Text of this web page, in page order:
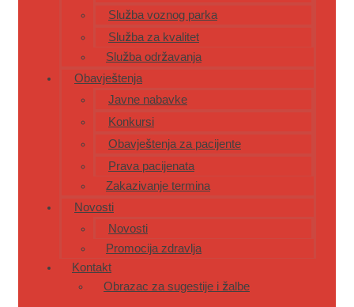
Služba voznog parka
Služba za kvalitet
Služba održavanja
Obavještenja
Javne nabavke
Konkursi
Obavještenja za pacijente
Prava pacijenata
Zakazivanje termina
Novosti
Novosti
Promocija zdravlja
Kontakt
Obrazac za sugestije i žalbe